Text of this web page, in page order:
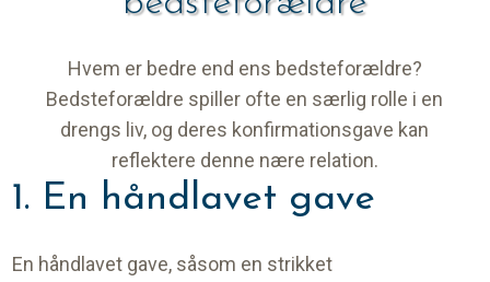
Hvem er bedre end ens bedsteforældre?
Bedsteforældre spiller ofte en særlig rolle i en
drengs liv, og deres konfirmationsgave kan
reflektere denne nære relation.
1. En håndlavet gave
En håndlavet gave, såsom en strikket